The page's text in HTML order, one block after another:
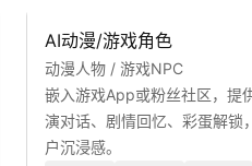
AI动漫/游戏角色
动漫人物 / 游戏NPC
嵌入游戏App或粉丝社区，提
演对话、剧情回忆、彩蛋解锁
户沉浸感。